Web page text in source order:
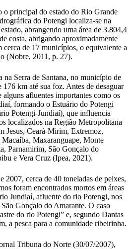
o principal do estado do Rio Grande
do Potengi localiza-se na
abrangendo uma área de 3.804,4
costa, abrigando aproximadamente
cerca de 17 municípios, o equivalente a
(Nobre, 2011, p. 27).
na Serra de Santana, no município de
km até sua foz. Antes de desaguar
afluentes importantes como os
formando o Estuário do Potengi
Potengi-Jundiaí), que influencia
localizados na Região Metropolitana
Jesus, Ceará-Mirim, Extremoz,
Maxaranguape, Monte
Parnamirim, São Gonçalo do
e Vera Cruz (Ipea, 2021).
2007, cerca de 40 toneladas de peixes,
foram encontrados mortos em áreas
Jundiaí, afluente do rio Potengi, nos
Gonçalo do Amarante. O caso
do rio Potengi” e, segundo Dantas
a pesca para a comunidade ribeirinha.
Tribuna do Norte (30/07/2007),